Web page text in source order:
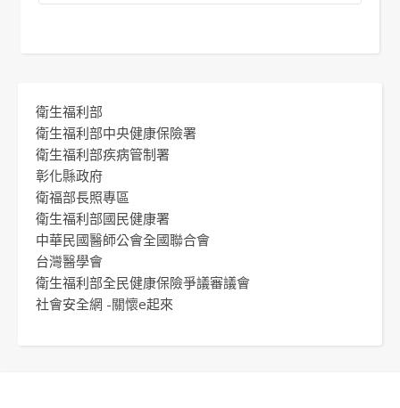
衛生福利部
衛生福利部中央健康保險署
衛生福利部疾病管制署
彰化縣政府
衛福部長照專區
衛生福利部國民健康署
中華民國醫師公會全國聯合會
台灣醫學會
衛生福利部全民健康保險爭議審議會
社會安全網 -關懷e起來